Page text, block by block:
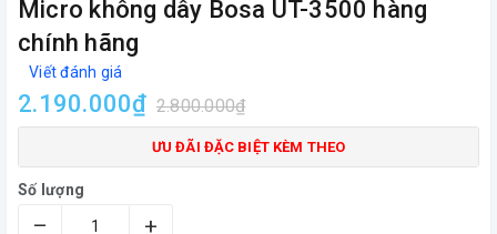
Micro không dây Bosa UT-3500 hàng
chính hãng
Viết đánh giá
2.190.000₫ 2.800.000₫
ƯU ĐÃI ĐẶC BIỆT KÈM THEO
Số lượng
– +